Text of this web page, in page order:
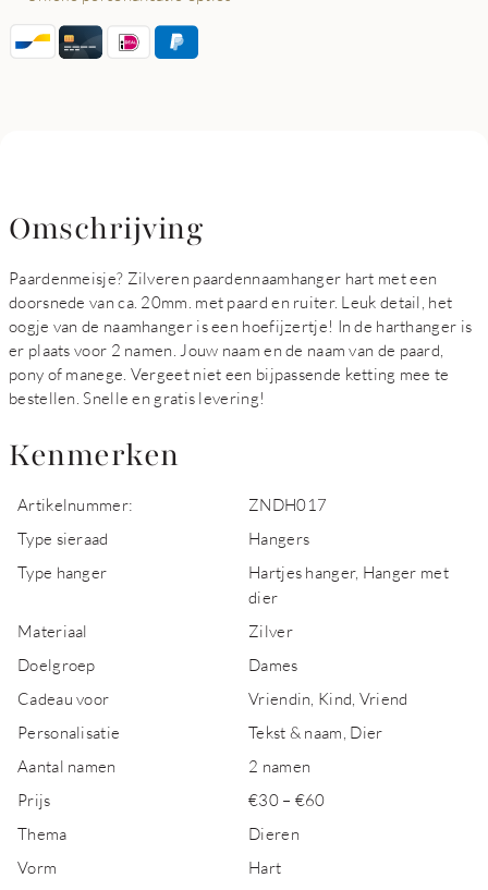
Omschrijving
Paardenmeisje? Zilveren paardennaamhanger hart met een
doorsnede van ca. 20mm. met paard en ruiter. Leuk detail, het
oogje van de naamhanger is een hoefijzertje! In de harthanger is
er plaats voor 2 namen. Jouw naam en de naam van de paard,
pony of manege. Vergeet niet een bijpassende ketting mee te
bestellen. Snelle en gratis levering!
Kenmerken
Artikelnummer:
ZNDH017
Type sieraad
Hangers
Type hanger
Hartjes hanger, Hanger met
dier
Materiaal
Zilver
Doelgroep
Dames
Cadeau voor
Vriendin, Kind, Vriend
Personalisatie
Tekst & naam, Dier
Aantal namen
2 namen
Prijs
€30 – €60
Thema
Dieren
Vorm
Hart